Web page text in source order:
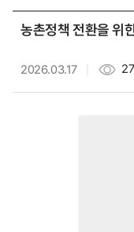
로
고
농촌정책 전환을 위
2026.03.17